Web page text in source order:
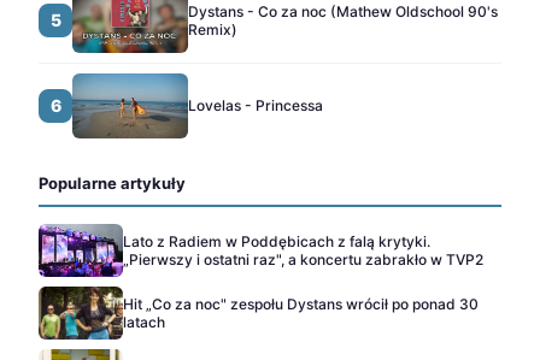
5
Dystans - Co za noc (Mathew Oldschool 90's
Remix)
6 Lovelas - Princessa
Popularne artykuły
Lato z Radiem w Poddębicach z falą krytyki.
„Pierwszy i ostatni raz", a koncertu zabrakło w TVP2
Hit „Co za noc" zespołu Dystans wrócił po ponad 30
latach